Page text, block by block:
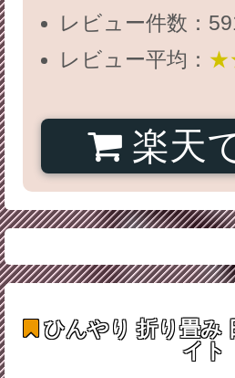
レビュー件数：
レビュー平均：
楽天
ひんやり 折り畳み
イト